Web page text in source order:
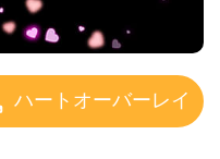
ハートオーバーレイ